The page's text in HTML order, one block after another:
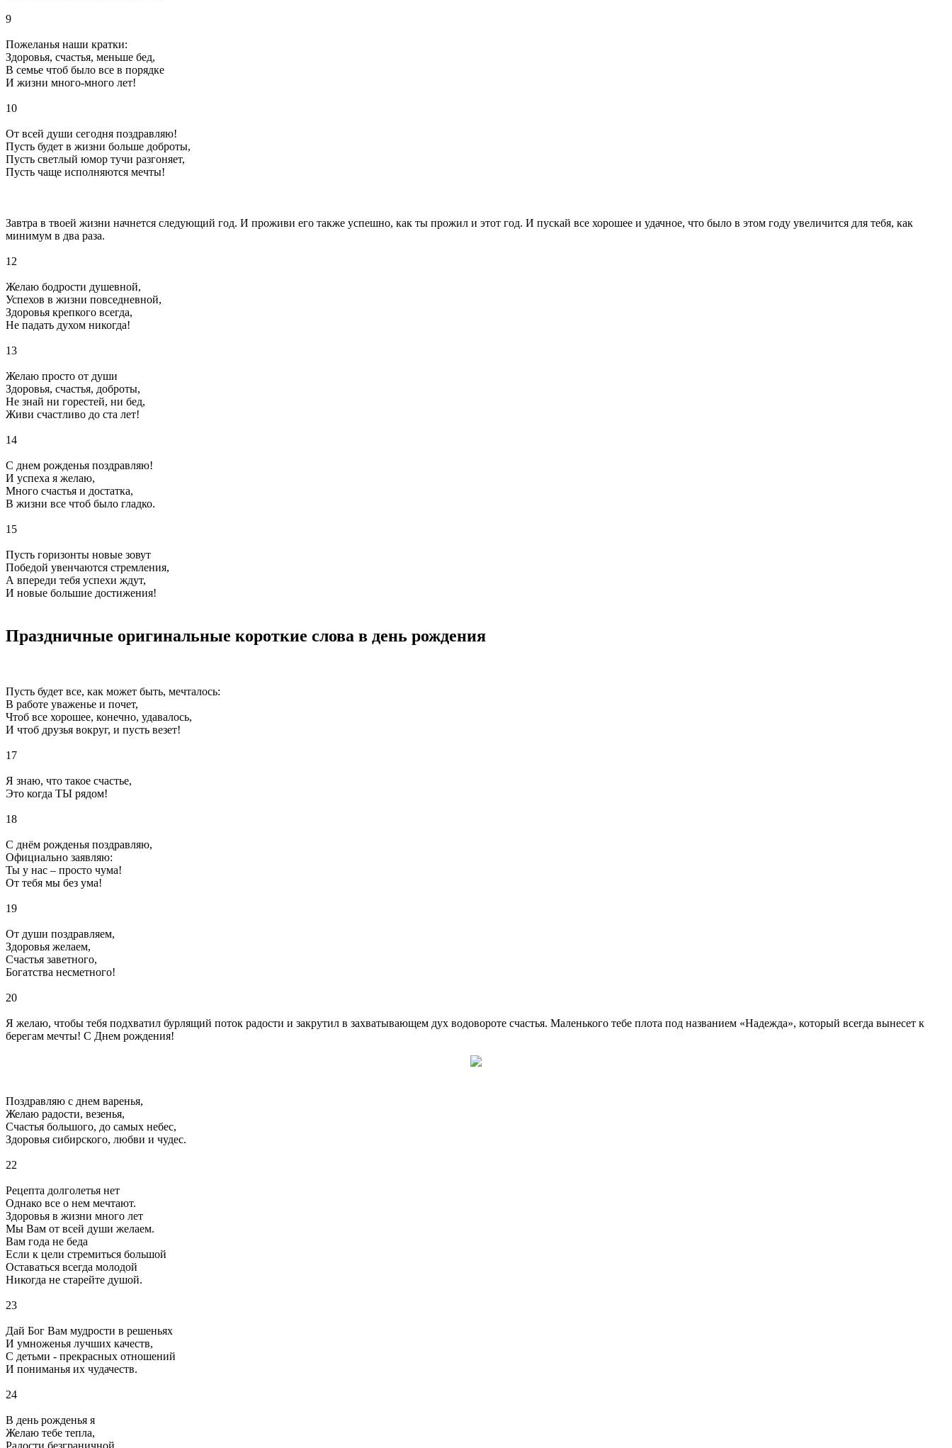
9
Пожеланья наши кратки:
Здоровья, счастья, меньше бед,
В семье чтоб было все в порядке
И жизни много-много лет!
10
От всей души сегодня поздравляю!
Пусть будет в жизни больше доброты,
Пусть светлый юмор тучи разгоняет,
Пусть чаще исполняются мечты!
Завтра в твоей жизни начнется следующий год. И проживи его также успешно, как ты прожил и этот год. И пускай все хорошее и удачное, что было в этом году увеличится для тебя, как
минимум в два раза.
12
Желаю бодрости душевной,
Успехов в жизни повседневной,
Здоровья крепкого всегда,
Не падать духом никогда!
13
Желаю просто от души
Здоровья, счастья, доброты,
Не знай ни горестей, ни бед,
Живи счастливо до ста лет!
14
С днем рожденья поздравляю!
И успеха я желаю,
Много счастья и достатка,
В жизни все чтоб было гладко.
15
Пусть горизонты новые зовут
Победой увенчаются стремления,
А впереди тебя успехи ждут,
И новые большие достижения!
Праздничные оригинальные короткие слова в день рождения
Пусть будет все, как может быть, мечталось:
В работе уваженье и почет,
Чтоб все хорошее, конечно, удавалось,
И чтоб друзья вокруг, и пусть везет!
17
Я знаю, что такое счастье,
Это когда ТЫ рядом!
18
С днём рожденья поздравляю,
Официально заявляю:
Ты у нас – просто чума!
От тебя мы без ума!
19
От души поздравляем,
Здоровья желаем,
Счастья заветного,
Богатства несметного!
20
Я желаю, чтобы тебя подхватил бурлящий поток радости и закрутил в захватывающем дух водовороте счастья. Маленького тебе плота под названием «Надежда», который всегда вынесет к
берегам мечты! С Днем рождения!
Поздравляю с днем варенья,
Желаю радости, везенья,
Счастья большого, до самых небес,
Здоровья сибирского, любви и чудес.
22
Рецепта долголетья нет
Однако все о нем мечтают.
Здоровья в жизни много лет
Мы Вам от всей души желаем.
Вам года не беда
Если к цели стремиться большой
Оставаться всегда молодой
Никогда не старейте душой.
23
Дай Бог Вам мудрости в решеньях
И умноженья лучших качеств,
С детьми - прекрасных отношений
И пониманья их чудачеств.
24
В день рожденья я
Желаю тебе тепла,
Радости безграничной